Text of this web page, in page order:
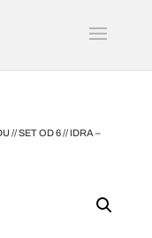
// SET OD 6 // IDRA –